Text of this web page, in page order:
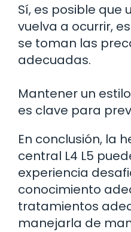
Sí, es posible que
vuelva a ocurrir,
se toman las
adecuadas.
Mantener un
es clave para
En conclusión, la
central L4 L5
experiencia
conocimiento
tratamientos
manejarla de